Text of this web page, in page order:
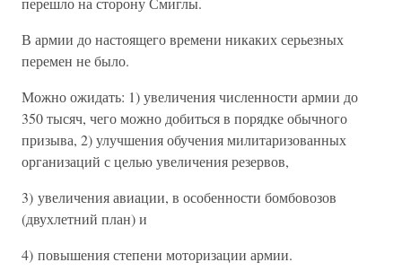
В армии до настоящего времени никаких серьезных
перемен не было.
Можно ожидать: 1) увеличения численности армии до
350 тысяч, чего можно добиться в порядке обычного
призыва, 2) улучшения обучения милитаризованных
организаций с целью увеличения резервов,
3) увеличения авиации, в особенности бомбовозов
(двухлетний план) и
4) повышения степени моторизации армии.